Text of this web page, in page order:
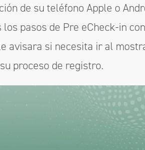
de su teléfono Apple o
pasos de Pre eCheck-in
si necesita ir al
proceso de registro.